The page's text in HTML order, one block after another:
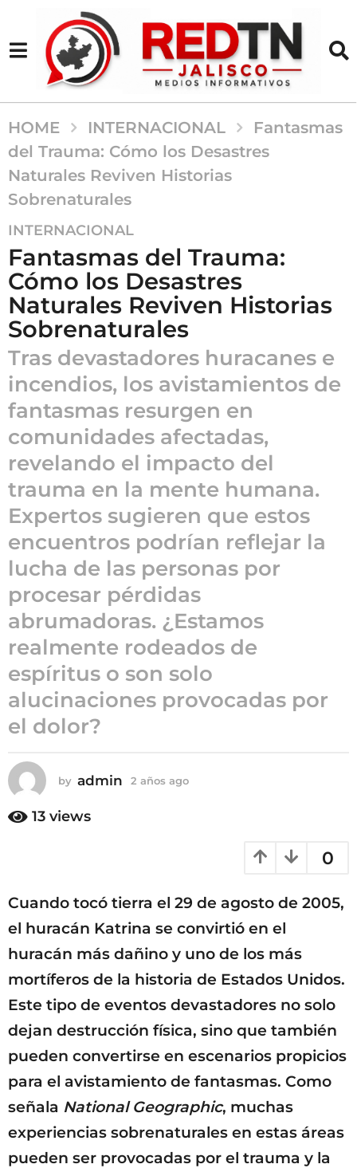
HOME INTERNACIONAL
Fantasmas
del Trauma: Cómo los Desastres
Naturales Reviven Historias
Sobrenaturales
2
a
ñ
o
s
a
g
2
a
ñ
o
s
a
g
o
INTERNACIONAL
Fantasmas del Trauma:
Cómo los Desastres
Naturales Reviven Historias
Sobrenaturales
Tras devastadores huracanes e
incendios, los avistamientos de
fantasmas resurgen en
comunidades afectadas,
revelando el impacto del
trauma en la mente humana.
Expertos sugieren que estos
encuentros podrían reflejar la
lucha de las personas por
procesar pérdidas
abrumadoras. ¿Estamos
realmente rodeados de
espíritus o son solo
alucinaciones provocadas por
el dolor?
by admin 2 años ago
13 views
0
Cuando tocó tierra el 29 de agosto de 2005,
el huracán Katrina se convirtió en el
huracán más dañino y uno de los más
mortíferos de la historia de Estados Unidos.
Este tipo de eventos devastadores no solo
dejan destrucción física, sino que también
pueden convertirse en escenarios propicios
para el avistamiento de fantasmas. Como
señala National Geographic, muchas
experiencias sobrenaturales en estas áreas
pueden ser provocadas por el trauma y la